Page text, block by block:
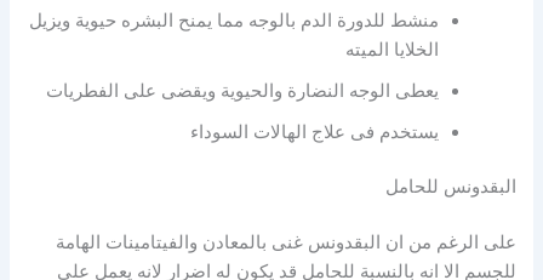
منشط للدورة الدم بالوجه مما يمنح البشره حيوية ويزيل
الخلايا الميته
يعطى الوجه النضارة والحيوية ويقضى على الفطريات
يستخدم فى علاج الهالات السوداء
البقدونس للحامل
على الرغم من ان البقدونس غنى بالمعادن والفيتامينات الهامة
للجسم الا انه بالنسبة للحامل قد يكون له اضرار لانه يعمل على